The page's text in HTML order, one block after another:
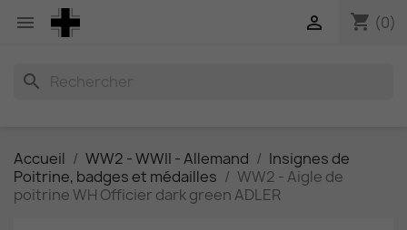
 shopping_cart (0)

search
Accueil WW2 - WWII - Allemand
Insignes de
Poitrine, badges et médailles
WW2 - Aigle de
poitrine WH Officier dark green ADLER